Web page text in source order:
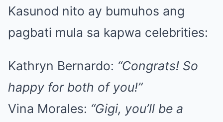
Kasunod nito ay bumuhos ang
pagbati mula sa kapwa celebrities:
Kathryn Bernardo: “Congrats! So
happy for both of you!”
Vina Morales: “Gigi, you’ll be a